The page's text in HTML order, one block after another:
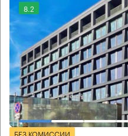
8.2
БЕЗ КОМИССИИ